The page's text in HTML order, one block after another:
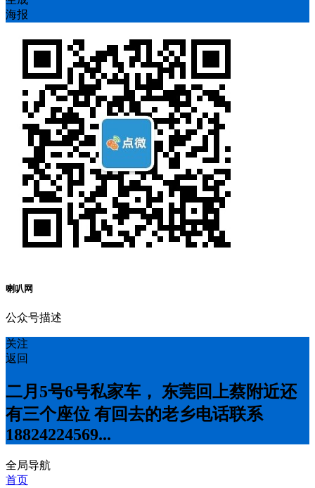
海报
喇叭网
公众号描述
关注
返回
二月5号6号私家车， 东莞回上蔡附近还
有三个座位 有回去的老乡电话联系
18824224569...
全局导航
首页